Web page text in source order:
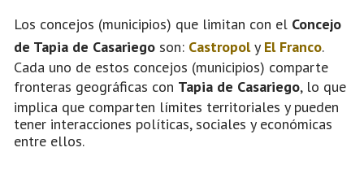
Los concejos (municipios) que limitan con el Concejo
de Tapia de Casariego son: Castropoly El Franco.
Cada uno de estos concejos (municipios) comparte
fronteras geográficas con Tapia de Casariego, lo que
implica que comparten límites territoriales y pueden
tener interacciones políticas, sociales y económicas
entre ellos.